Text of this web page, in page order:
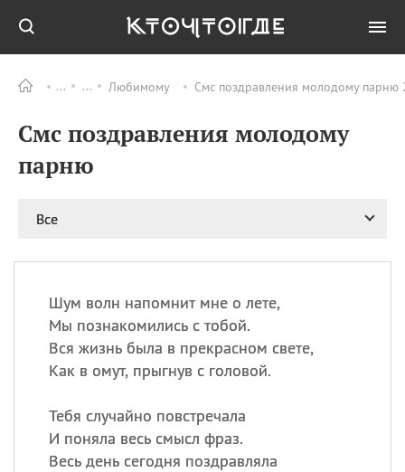
Любимому Смс поздравления молодому парню
Смс поздравления молодому
парню
Все
Шум волн напомнит мне о лете,
Мы познакомились с тобой.
Вся жизнь была в прекрасном свете,
Как в омут, прыгнув с головой.
Тебя случайно повстречала
И поняла весь смысл фраз.
Весь день сегодня поздравляла
ПРАЗДНИКИ Все
09.08
День памяти
великомученика и
Николая Чудотворца
11.08 День полета на
11.08 День Святой Клары —
покровительницы
телевидения
Сегодня празднуют именины